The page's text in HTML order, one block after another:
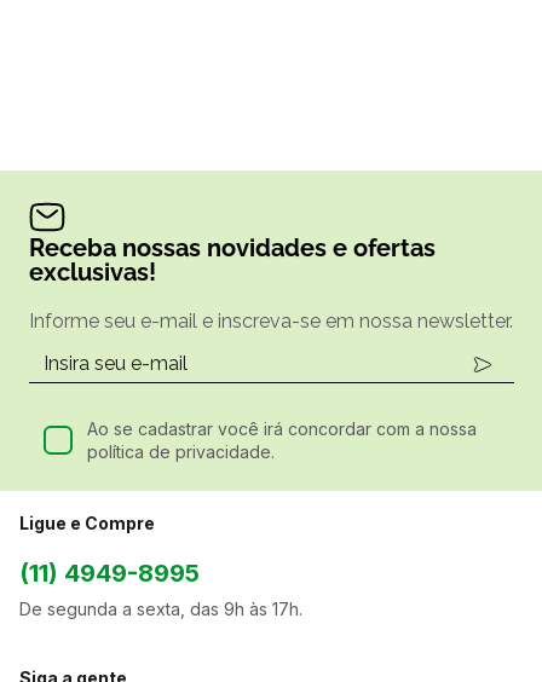
Receba nossas novidades e ofertas
exclusivas!
Informe seu e-mail e inscreva-se em nossa newsletter.
Ao se cadastrar você irá concordar com a nossa
política de privacidade.
Ligue e Compre
(11) 4949-8995
De segunda a sexta, das 9h às 17h.
Siga a gente